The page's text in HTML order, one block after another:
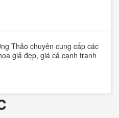
Thảo chuyên cung cấp các
giả đẹp, giá cả cạnh tranh